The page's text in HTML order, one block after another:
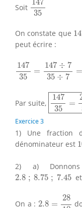
Soit
35
On constate que
peut écrire :
147
35
=
147 ÷ 7
35 ÷ 7
=
147 147 ÷ 735
Par suite,
147
35
=
14735=
Exercice 3
1) Une fraction
dénominateur est
2) a)
2.8 ; 8.75 ; 7.45
2.8 ; 8.75 ; 7.45 et
On a : 2.8 =
28
2810